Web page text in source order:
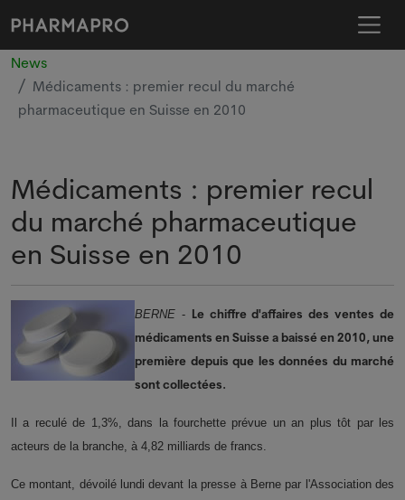
News
Médicaments : premier recul du marché
pharmaceutique en Suisse en 2010
Médicaments : premier recul
du marché pharmaceutique
en Suisse en 2010
BERNE - Le chiffre d'affaires des ventes de
médicaments en Suisse a baissé en 2010, une
première depuis que les données du marché
sont collectées.
Il a reculé de 1,3%, dans la fourchette prévue un an plus tôt par les
acteurs de la branche, à 4,82 milliards de francs.
Ce montant, dévoilé lundi devant la presse à Berne par l'Association des